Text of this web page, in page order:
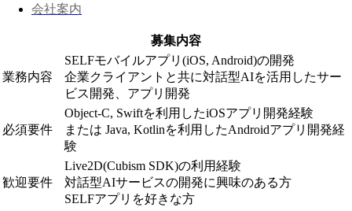
会社案内
募集内容
業務内容
SELFモバイルアプリ(iOS, Android)の開発
企業クライアントと共に対話型AIを活用したサー
ビス開発、アプリ開発
必須要件
Object-C, Swiftを利用したiOSアプリ開発経験
または Java, Kotlinを利用したAndroidアプリ開発経
験
歓迎要件
Live2D(Cubism SDK)の利用経験
対話型AIサービスの開発に興味のある方
SELFアプリを好きな方